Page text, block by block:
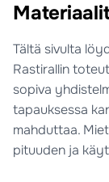
Tältä sivulta
Rastirallin
sopiva
tapauksessa
mahduttaa.
pituuden ja